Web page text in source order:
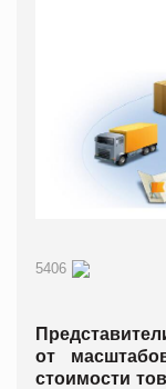
5406
от
стоимости